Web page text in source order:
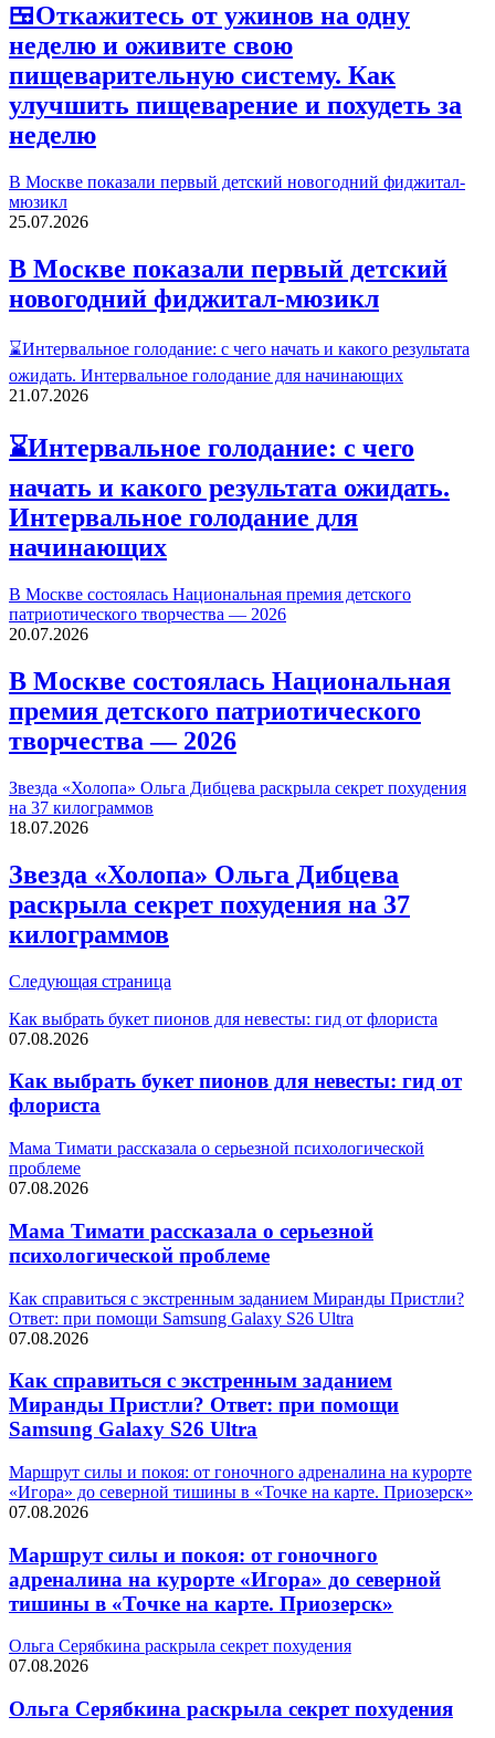
🍱Откажитесь от ужинов на одну
неделю и оживите свою
пищеварительную систему. Как
улучшить пищеварение и похудеть за
неделю
В Москве показали первый детский новогодний фиджитал-
мюзикл
25.07.2026
В Москве показали первый детский
новогодний фиджитал-мюзикл
⌛Интервальное голодание: с чего начать и какого результата
ожидать. Интервальное голодание для начинающих
21.07.2026
⌛Интервальное голодание: с чего
начать и какого результата ожидать.
Интервальное голодание для
начинающих
В Москве состоялась Национальная премия детского
патриотического творчества — 2026
20.07.2026
В Москве состоялась Национальная
премия детского патриотического
творчества — 2026
Звезда «Холопа» Ольга Дибцева раскрыла секрет похудения
на 37 килограммов
18.07.2026
Звезда «Холопа» Ольга Дибцева
раскрыла секрет похудения на 37
килограммов
Следующая страница
Как выбрать букет пионов для невесты: гид от флориста
07.08.2026
Как выбрать букет пионов для невесты: гид от
флориста
Мама Тимати рассказала о серьезной психологической
проблеме
07.08.2026
Мама Тимати рассказала о серьезной
психологической проблеме
Как справиться с экстренным заданием Миранды Пристли?
Ответ: при помощи Samsung Galaxy S26 Ultra
07.08.2026
Как справиться с экстренным заданием
Миранды Пристли? Ответ: при помощи
Samsung Galaxy S26 Ultra
Маршрут силы и покоя: от гоночного адреналина на курорте
«Игора» до северной тишины в «Точке на карте. Приозерск»
07.08.2026
Маршрут силы и покоя: от гоночного
адреналина на курорте «Игора» до северной
тишины в «Точке на карте. Приозерск»
Ольга Серябкина раскрыла секрет похудения
07.08.2026
Ольга Серябкина раскрыла секрет похудения